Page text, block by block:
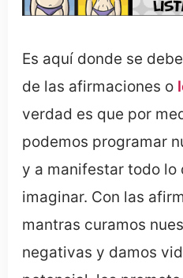
Es aquí donde se
de las afirmaciones o
verdad es que por
podemos programar
y a manifestar todo lo
imaginar. Con las
mantras curamos
negativas y damos